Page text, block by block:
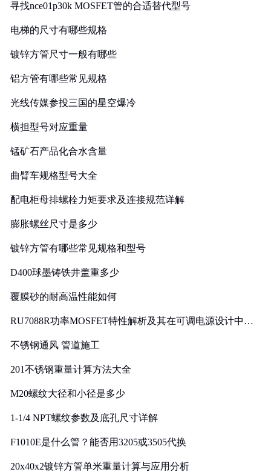
寻找nce01p30k MOSFET管的合适替代型号
电梯的尺寸有哪些规格
镀锌方管尺寸一般有哪些
铝方管有哪些常见规格
光线传媒参投三国的星空爆冷
横担型号对应重量
锰矿石产品化合水含量
曲臂车规格型号大全
配电柜母排螺栓力矩要求及连接规范详解
膨胀螺丝尺寸是多少
镀锌方管有哪些常见规格和型号
D400球墨铸铁井盖重多少
覆膜砂的耐高温性能如何
RU7088R功率MOSFET特性解析及其在可调电源设计中的
不锈钢通风 管道施工
201不锈钢重量计算方法大全
M20螺纹大径和小径是多少
1-1/4 NPT螺纹参数及底孔尺寸详解
F1010E是什么管？能否用3205或3505代换
20x40x2镀锌方管单米重量计算与应用分析